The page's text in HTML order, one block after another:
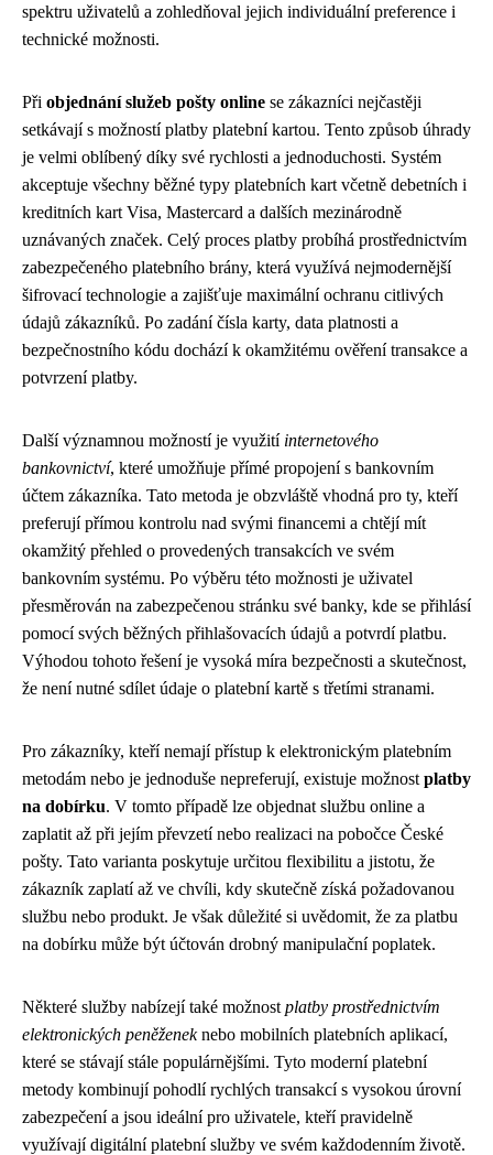
spektru uživatelů a zohledňoval jejich individuální preference i
technické možnosti.
Při objednání služeb pošty online se zákazníci nejčastěji
setkávají s možností platby platební kartou. Tento způsob úhrady
je velmi oblíbený díky své rychlosti a jednoduchosti. Systém
akceptuje všechny běžné typy platebních kart včetně debetních i
kreditních kart Visa, Mastercard a dalších mezinárodně
uznávaných značek. Celý proces platby probíhá prostřednictvím
zabezpečeného platebního brány, která využívá nejmodernější
šifrovací technologie a zajišťuje maximální ochranu citlivých
údajů zákazníků. Po zadání čísla karty, data platnosti a
bezpečnostního kódu dochází k okamžitému ověření transakce a
potvrzení platby.
Další významnou možností je využití internetového
bankovnictví, které umožňuje přímé propojení s bankovním
účtem zákazníka. Tato metoda je obzvláště vhodná pro ty, kteří
preferují přímou kontrolu nad svými financemi a chtějí mít
okamžitý přehled o provedených transakcích ve svém
bankovním systému. Po výběru této možnosti je uživatel
přesměrován na zabezpečenou stránku své banky, kde se přihlásí
pomocí svých běžných přihlašovacích údajů a potvrdí platbu.
Výhodou tohoto řešení je vysoká míra bezpečnosti a skutečnost,
že není nutné sdílet údaje o platební kartě s třetími stranami.
Pro zákazníky, kteří nemají přístup k elektronickým platebním
metodám nebo je jednoduše nepreferují, existuje možnost platby
na dobírku. V tomto případě lze objednat službu online a
zaplatit až při jejím převzetí nebo realizaci na pobočce České
pošty. Tato varianta poskytuje určitou flexibilitu a jistotu, že
zákazník zaplatí až ve chvíli, kdy skutečně získá požadovanou
službu nebo produkt. Je však důležité si uvědomit, že za platbu
na dobírku může být účtován drobný manipulační poplatek.
Některé služby nabízejí také možnost platby prostřednictvím
elektronických peněženeknebo mobilních platebních aplikací,
které se stávají stále populárnějšími. Tyto moderní platební
metody kombinují pohodlí rychlých transakcí s vysokou úrovní
zabezpečení a jsou ideální pro uživatele, kteří pravidelně
využívají digitální platební služby ve svém každodenním životě.